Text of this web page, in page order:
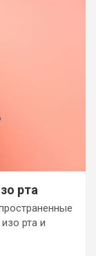
рта
рта и